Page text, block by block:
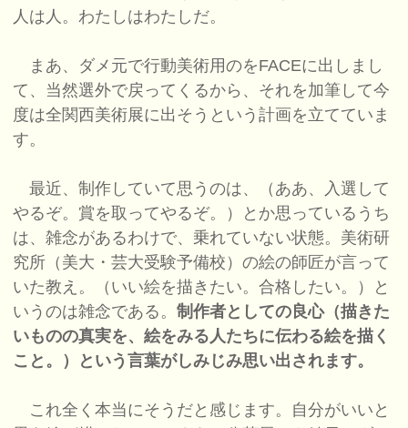
人は人。わたしはわたしだ。
まあ、ダメ元で行動美術用のをFACEに出しまし
て、当然選外で戻ってくるから、それを加筆して今
度は全関西美術展に出そうという計画を立てていま
す。
最近、制作していて思うのは、（ああ、入選して
やるぞ。賞を取ってやるぞ。）とか思っているうち
は、雑念があるわけで、乗れていない状態。美術研
究所（美大・芸大受験予備校）の絵の師匠が言って
いた教え。（いい絵を描きたい。合格したい。）と
いうのは雑念である。制作者としての良心（描きた
いものの真実を、絵をみる人たちに伝わる絵を描く
こと。）という言葉がしみじみ思い出されます。
これ全く本当にそうだと感じます。自分がいいと